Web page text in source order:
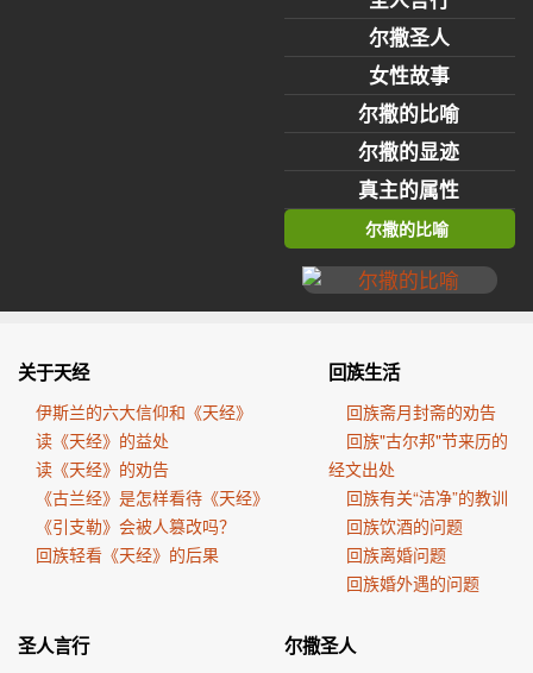
尔撒圣人
女性故事
尔撒的比喻
尔撒的显迹
真主的属性
尔撒的比喻
关于天经
伊斯兰的六大信仰和《天经》
读《天经》的益处
读《天经》的劝告
《古兰经》是怎样看待《天经》
《引支勒》会被人篡改吗？
回族轻看《天经》的后果
回族生活
回族斋月封斋的劝告
回族"古尔邦"节来历的
经文出处
回族有关“洁净”的教训
回族饮酒的问题
回族离婚问题
回族婚外遇的问题
圣人言行 尔撒圣人